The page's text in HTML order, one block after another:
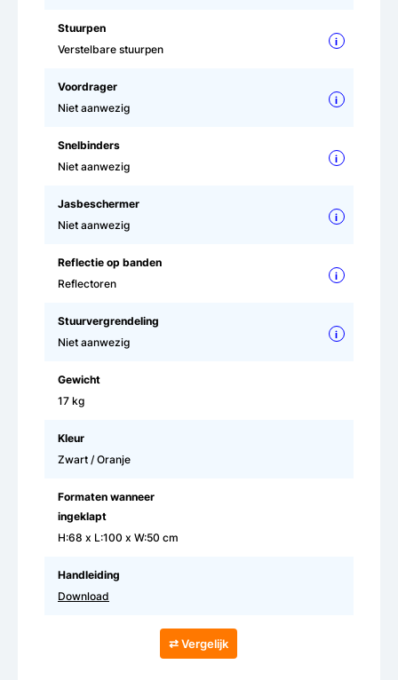
Stuurpen
Verstelbare stuurpen
i
Voordrager
Niet aanwezig
i
Snelbinders
Niet aanwezig
i
Jasbeschermer
Niet aanwezig
i
Reflectie op banden
Reflectoren
i
Stuurvergrendeling
Niet aanwezig
i
Gewicht
17 kg
Kleur
Zwart / Oranje
Formaten wanneer
ingeklapt
H:68 x L:100 x W:50 cm
Handleiding
Download
⇄ Vergelijk